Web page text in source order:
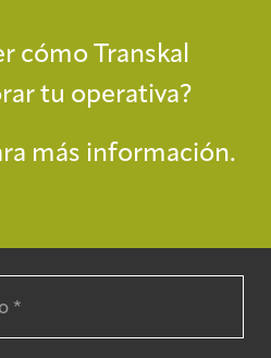
cómo Transkal
tu operativa?
más información.